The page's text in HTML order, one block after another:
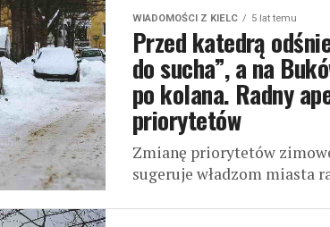
WIADOMOŚCI Z KIELC 5 lat temu
Przed katedrą
do sucha”, a na
po kolana. Radny
priorytetów
Zmianę priorytetów
sugeruje władzom miasta